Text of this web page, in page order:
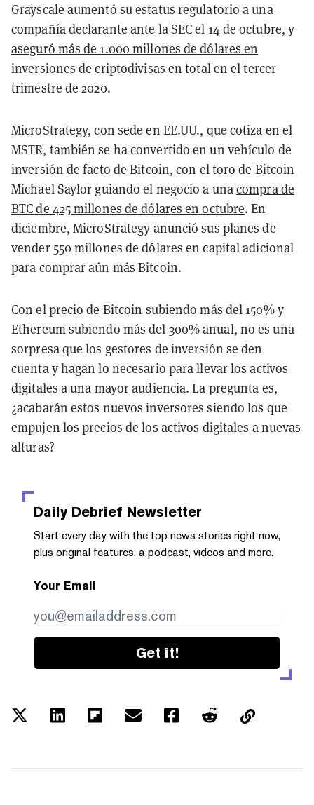
Grayscale aumentó su estatus regulatorio a una
compañía declarante ante la SEC el 14 de octubre, y
aseguró más de 1.000 millones de dólares en
inversiones de criptodivisas en total en el tercer
trimestre de 2020.
MicroStrategy, con sede en EE.UU., que cotiza en el
MSTR, también se ha convertido en un vehículo de
inversión de facto de Bitcoin, con el toro de Bitcoin
Michael Saylor guiando el negocio a unacompra de
BTC de 425 millones de dólares en octubre. En
diciembre, MicroStrategy anunció sus planes de
vender 550 millones de dólares en capital adicional
para comprar aún más Bitcoin.
Con el precio de Bitcoin subiendo más del 150% y
Ethereum subiendo más del 300% anual, no es una
sorpresa que los gestores de inversión se den
cuenta y hagan lo necesario para llevar los activos
digitales a una mayor audiencia. La pregunta es,
¿acabarán estos nuevos inversores siendo los que
empujen los precios de los activos digitales a nuevas
alturas?
Daily Debrief Newsletter
Start every day with the top news stories right now,
plus original features, a podcast, videos and more.
Your Email
Get it!